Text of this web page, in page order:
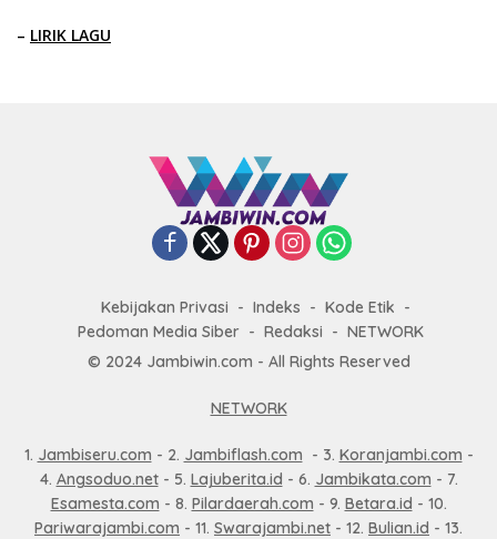
– LIRIK LAGU
Kebijakan Privasi Indeks
Kode Etik
Pedoman Media Siber
Redaksi
NETWORK
© 2024 Jambiwin.com - All Rights Reserved
NETWORK
1. Jambiseru.com - 2. Jambiflash.com - 3. Koranjambi.com -
4. Angsoduo.net- 5. Lajuberita.id - 6. Jambikata.com - 7.
Esamesta.com - 8. Pilardaerah.com - 9. Betara.id - 10.
Pariwarajambi.com - 11. Swarajambi.net - 12. Bulian.id - 13.